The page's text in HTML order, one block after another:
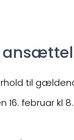
til
16. februar kl 8.